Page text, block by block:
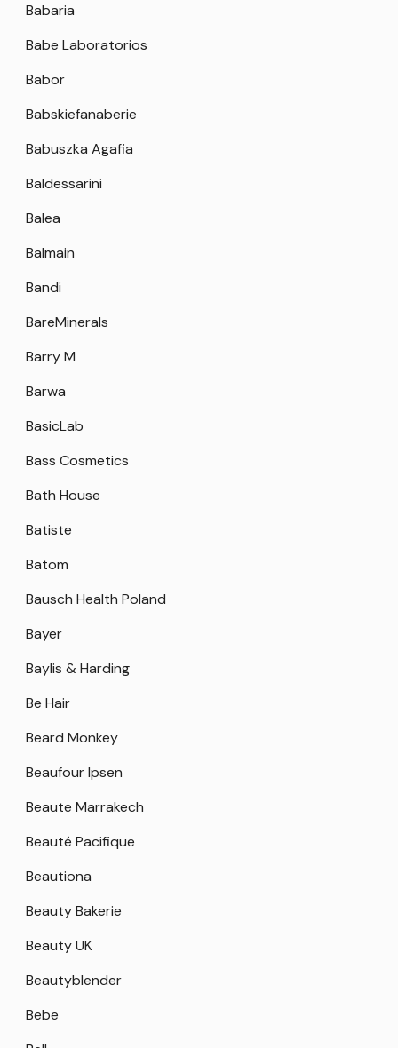
Babaria
Babe Laboratorios
Babor
Babskiefanaberie
Babuszka Agafia
Baldessarini
Balea
Balmain
Bandi
BareMinerals
Barry M
Barwa
BasicLab
Bass Cosmetics
Bath House
Batiste
Batom
Bausch Health Poland
Bayer
Baylis & Harding
Be Hair
Beard Monkey
Beaufour Ipsen
Beaute Marrakech
Beauté Pacifique
Beautiona
Beauty Bakerie
Beauty UK
Beautyblender
Bebe